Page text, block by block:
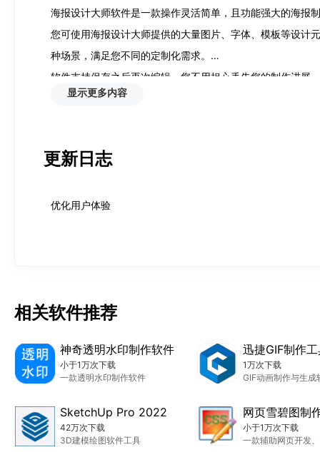
海报设计大师软件是一款操作灵活简单，且功能强大的海报
您可使用海报设计大师提供的大量图片、字体、模板等设计
种场景，满足您不同的定制化需求。
软件支持保存之后再次编辑，您不用担心丢失您的制作进展。
显示更多内容
更新日志
优化用户体验
相关软件推荐
神奇透明水印制作软件
小于1万次下载
一款透明水印制作软件
迅捷GIF制作
1万次下载
GIF动画制作与生成
SketchUp Pro 2022
42万次下载
3D建模绘图软件工具
网页雪碧图制
小于1万次下载